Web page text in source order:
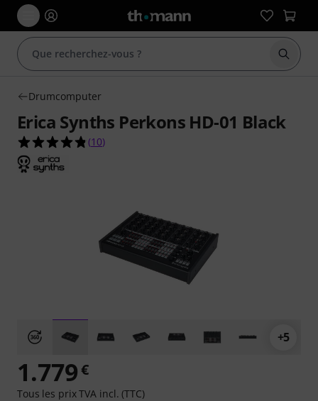
Drumcomputer
Erica Synths Perkons HD-01 Black
4.8 étoiles sur 5 d'après 10 évaluations clients
(10)
+5
1.779€
Tous les prix TVA incl. (TTC)